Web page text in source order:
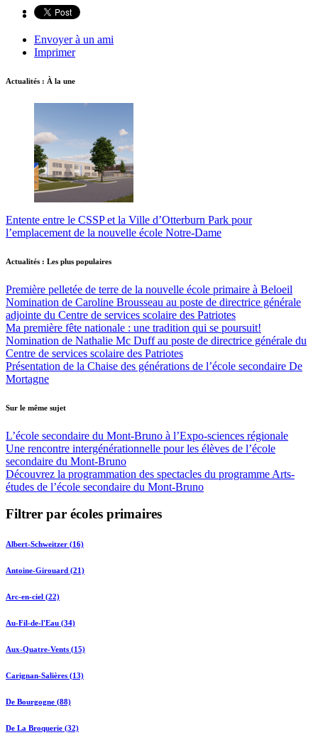
Envoyer à un ami
Imprimer
Actualités : À la une
Entente entre le CSSP et la Ville d’Otterburn Park pour
l’emplacement de la nouvelle école Notre-Dame
Actualités : Les plus populaires
Première pelletée de terre de la nouvelle école primaire à Beloeil
Nomination de Caroline Brousseau au poste de directrice générale
adjointe du Centre de services scolaire des Patriotes
Ma première fête nationale : une tradition qui se poursuit!
Nomination de Nathalie Mc Duff au poste de directrice générale du
Centre de services scolaire des Patriotes
Présentation de la Chaise des générations de l’école secondaire De
Mortagne
Sur le même sujet
L’école secondaire du Mont-Bruno à l’Expo-sciences régionale
Une rencontre intergénérationnelle pour les élèves de l’école
secondaire du Mont-Bruno
Découvrez la programmation des spectacles du programme Arts-
études de l’école secondaire du Mont-Bruno
Filtrer par écoles primaires
Albert-Schweitzer (16)
Antoine-Girouard (21)
Arc-en-ciel (22)
Au-Fil-de-l'Eau (34)
Aux-Quatre-Vents (15)
Carignan-Salières (13)
De Bourgogne (88)
De La Broquerie (32)